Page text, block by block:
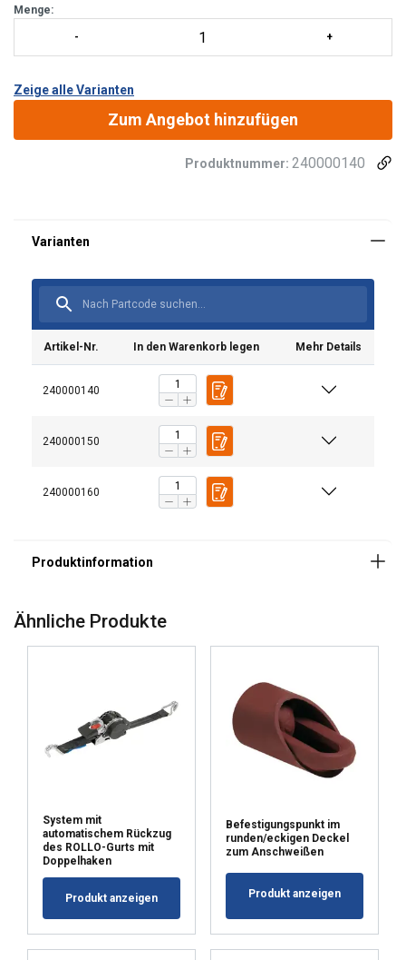
Menge:
Zeige alle Varianten
Zum Angebot hinzufügen
Produktnummer: 240000140
Artikel-Nr. In den Warenkorb legen Mehr Details
240000140
240000150
240000160
Material:
Ähnliche Produkte
System mit
automatischem Rückzug
des ROLLO-Gurts mit
Doppelhaken
Produkt anzeigen
Befestigungspunkt im
runden/eckigen Deckel
zum Anschweißen
Produkt anzeigen
ENGLISH TRANSLATION
Ta strona używa plików
Używamy plików cookie w celu
personalizacji treści, reklam i analizy
naszego ruchu. Udostępniamy również
informacje o tym, jak korzystasz z naszej
witryny, naszym partnerom reklamowym
innymi informacjami, które im
przekazałeś lub które zebrali w wyniku
korzystania przez Ciebie z ich usług.
Polityka prywatności
Niezbędne Wydajność